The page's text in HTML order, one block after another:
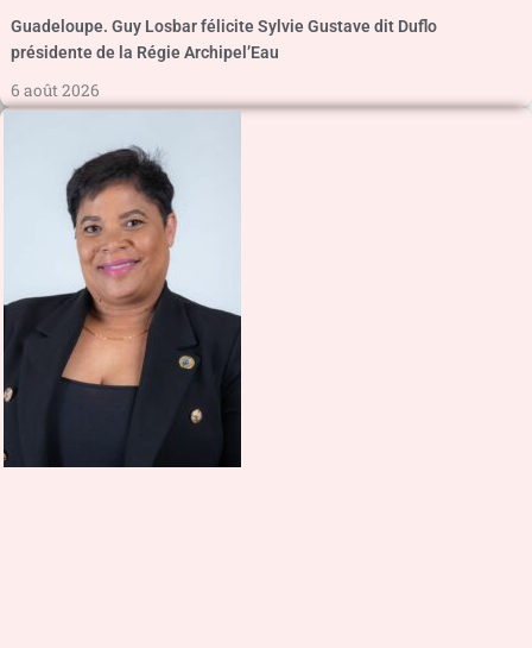
Guadeloupe. Guy Losbar félicite Sylvie Gustave dit Duflo
présidente de la Régie Archipel’Eau
6 août 2026